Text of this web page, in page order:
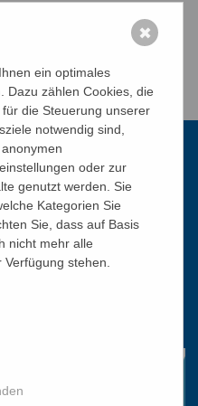
ein optimales
Dazu zählen Cookies, die
die Steuerung unserer
notwendig sind,
oder zur
genutzt werden. Sie
Kategorien Sie
Sie, dass auf Basis
nicht mehr alle
stehen.
✖